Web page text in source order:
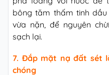
bông tăm thấm tinh
vừa nặn, để nguyên
sạch lại.
7. Đắp mặt nạ đất sét
chóng